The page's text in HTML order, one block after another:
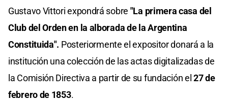
Gustavo Vittori expondrá sobre "La primera casa del
Club del Orden en la alborada de la Argentina
Constituida". Posteriormente el expositor donará a la
institución una colección de las actas digitalizadas de
la Comisión Directiva a partir de su fundación el27 de
febrero de 1853.